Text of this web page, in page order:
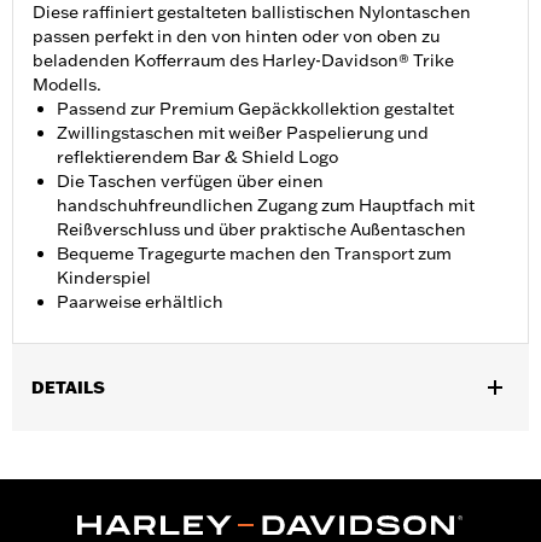
Diese raffiniert gestalteten ballistischen Nylontaschen
passen perfekt in den von hinten oder von oben zu
beladenden Kofferraum des Harley-Davidson® Trike
Modells.
Passend zur Premium Gepäckkollektion gestaltet
Zwillingstaschen mit weißer Paspelierung und
reflektierendem Bar & Shield Logo
Die Taschen verfügen über einen
handschuhfreundlichen Zugang zum Hauptfach mit
Reißverschluss und über praktische Außentaschen
Bequeme Tragegurte machen den Transport zum
Kinderspiel
Paarweise erhältlich
DETAILS
In der Box: Paar Kofferraumtaschen